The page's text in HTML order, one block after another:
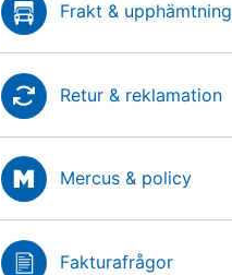
Frakt & upphämtning
Retur & reklamation
Mercus & policy
Fakturafrågor